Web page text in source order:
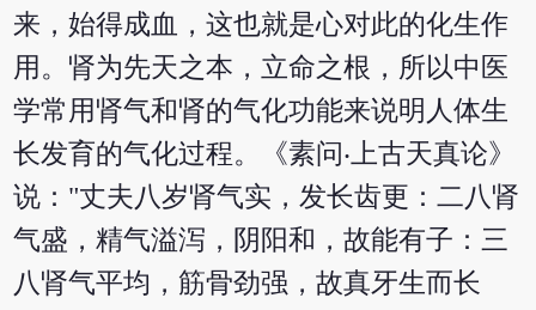
来，始得成血，这也就是心对此的化生作
用。肾为先天之本，立命之根，所以中医
学常用肾气和肾的气化功能来说明人体生
长发育的气化过程。《素问‧上古天真论》
说："丈夫八岁肾气实，发长齿更：二八肾
气盛，精气溢泻，阴阳和，故能有子：三
八肾气平均，筋骨劲强，故真牙生而长